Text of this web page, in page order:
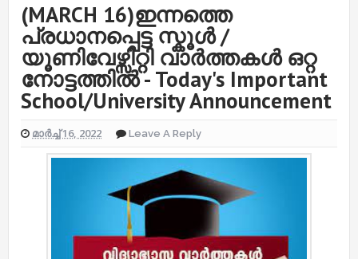
(MARCH 16)ഇന്നത്തെ
പ്രധാനപ്പെട്ട സ്കൂൾ /
യൂണിവേഴ്സിറ്റി വാർത്തകൾ ഒറ്റ
നോട്ടത്തിൽ - Today's Important
School/University Announcement
മാർച്ച് 16, 2022 Leave A Reply